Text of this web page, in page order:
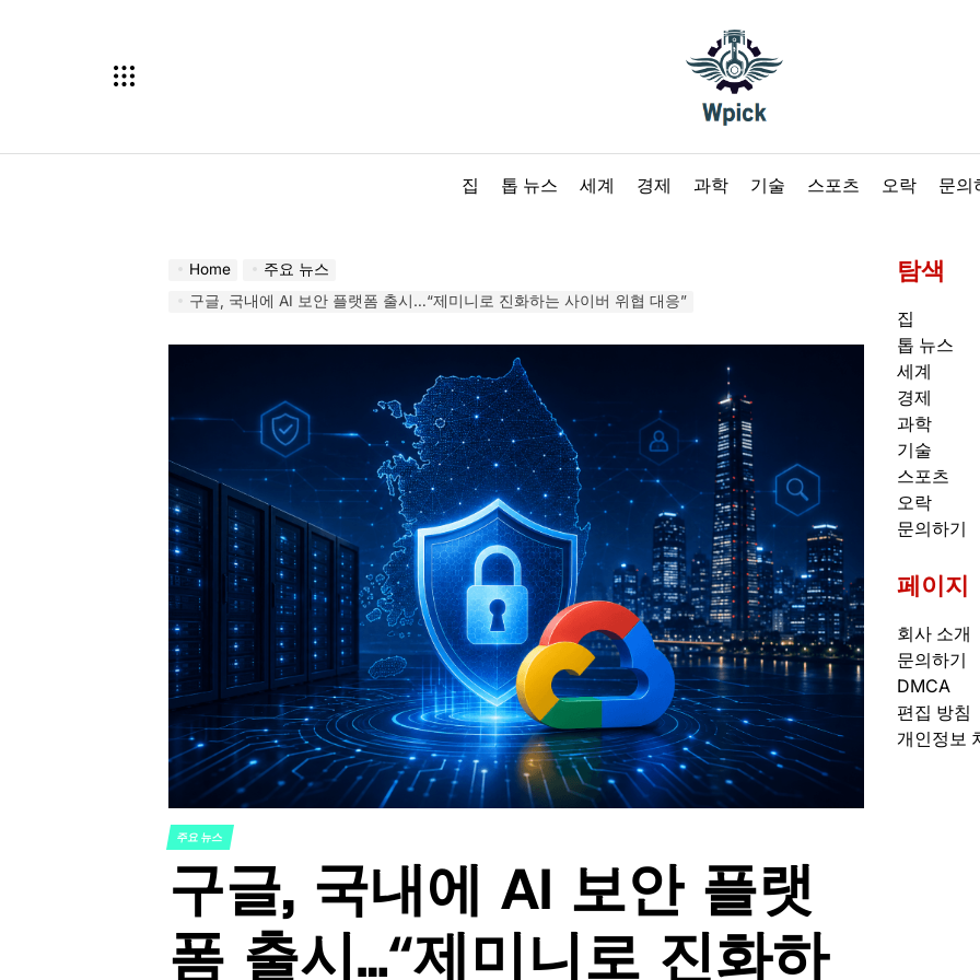
집
톱 뉴스 세계 경제 과학 기술 스포츠 오락 문의
Home
주요 뉴스
구글, 국내에 AI 보안 플랫폼 출시…“제미니로 진화하는 사이버 위협 대응”
POSTED
IN
주요 뉴스
구글, 국내에 AI 보안 플랫
폼 출시…“제미니로 진화하
탐색
집
톱 뉴스
세계
경제
과학
기술
스포츠
오락
문의하기
페이지
회사 소개
문의하기
DMCA
편집 방침
개인정보